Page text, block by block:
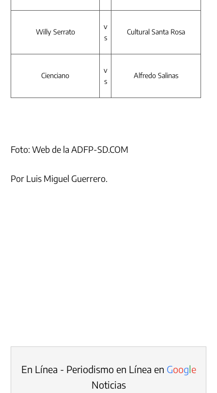
Willy Serrato
v
s
Cultural Santa Rosa
Cienciano
v
s
Alfredo Salinas
Foto: Web de la ADFP-SD.COM
Por Luis Miguel Guerrero.
En Línea - Periodismo en Línea en Google
Noticias